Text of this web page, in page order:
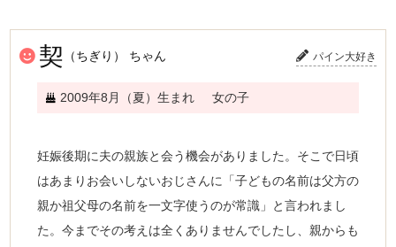
した。
契 （ちぎり） ちゃん パイン大好き
2009年8月（夏）生まれ 女の子
妊娠後期に夫の親族と会う機会がありました。そこで日頃
はあまりお会いしないおじさんに「子どもの名前は父方の
親か祖父母の名前を一文字使うのが常識」と言われまし
た。今までその考えは全くありませんでしたし、親からも